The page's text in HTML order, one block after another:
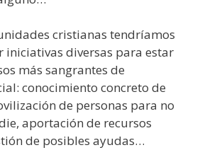
cristianas tendríamos
iniciativas diversas para estar
más sangrantes de
conocimiento concreto de
de personas para no
aportación de recursos
de posibles ayudas…